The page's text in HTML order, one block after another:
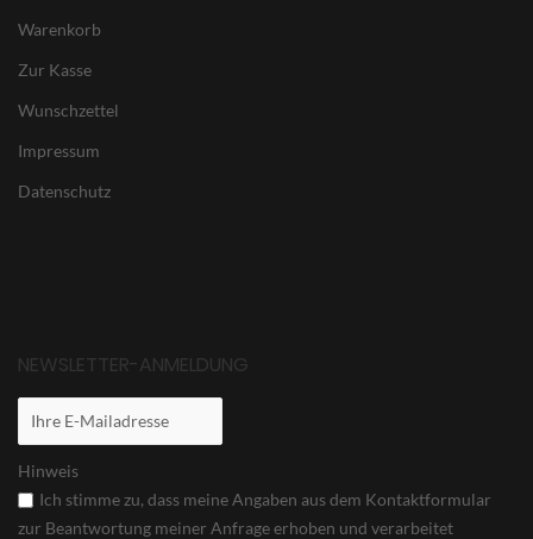
Warenkorb
Zur Kasse
Wunschzettel
Impressum
Datenschutz
NEWSLETTER-ANMELDUNG
Hinweis
Ich stimme zu, dass meine Angaben aus dem Kontaktformular
zur Beantwortung meiner Anfrage erhoben und verarbeitet